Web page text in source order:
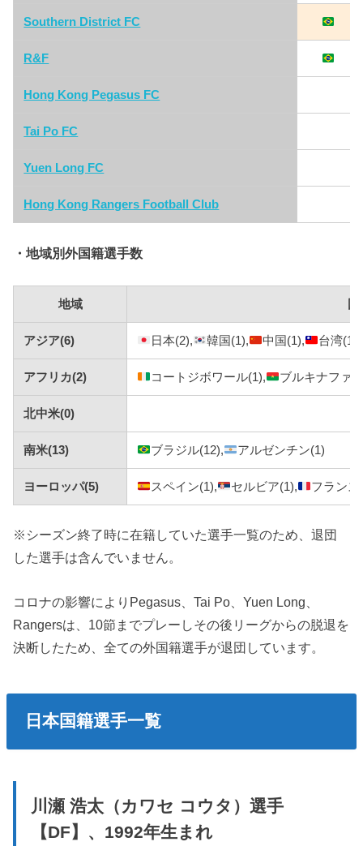
Southern District FC
R&F
Hong Kong Pegasus FC
Tai Po FC
Yuen Long FC
Hong Kong Rangers Football Club
・地域別外国籍選手数
地域
アジア(6) 日本(2), 韓国(1), 中国(1), 台湾(1),
アフリカ(2) コートジボワール(1), ブルキナファ
北中米(0)
南米(13) ブラジル(12), アルゼンチン(1)
ヨーロッパ(5) スペイン(1), セルビア(1), フランス
※シーズン終了時に在籍していた選手一覧のため、退団
した選手は含んでいません。
コロナの影響によりPegasus、Tai Po、Yuen Long、
Rangersは、10節までプレーしその後リーグからの脱退を
決断したため、全ての外国籍選手が退団しています。
日本国籍選手一覧
川瀬 浩太（カワセ コウタ）選手
【DF】、1992年生まれ